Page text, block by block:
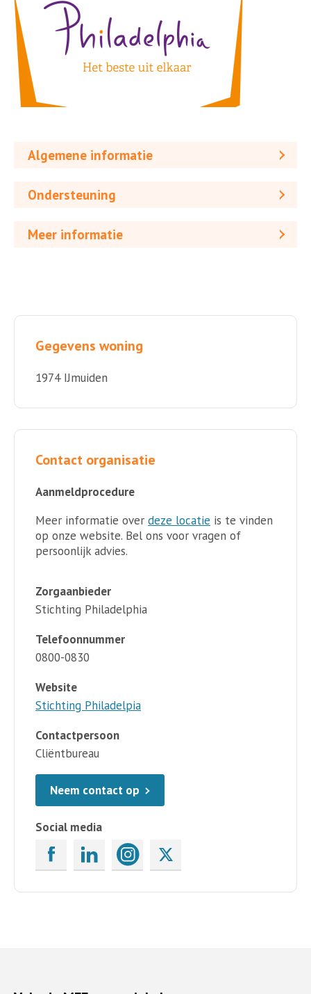
Algemene informatie
Ondersteuning
Meer informatie
Gegevens woning
1974 IJmuiden
Contact organisatie
Aanmeldprocedure
Meer informatie over deze locatie is te vinden
op onze website. Bel ons voor vragen of
persoonlijk advies.
Zorgaanbieder
Stichting Philadelphia
Telefoonnummer
0800-0830
Website
Stichting Philadelpia
Contactpersoon
Cliëntbureau
Neem contact op
Social media